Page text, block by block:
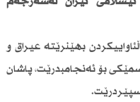
بهێنرێتە عیراق و
بۆ ئەنجامبدرێت، پاشان